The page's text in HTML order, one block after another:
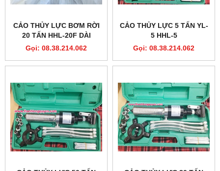
CẢO THỦY LỰC BƠM RỜI
20 TẤN HHL-20F DÀI
350MM
Gọi: 08.38.214.062
CẢO THỦY LỰC 5 TẤN YL-
5 HHL-5
Gọi: 08.38.214.062